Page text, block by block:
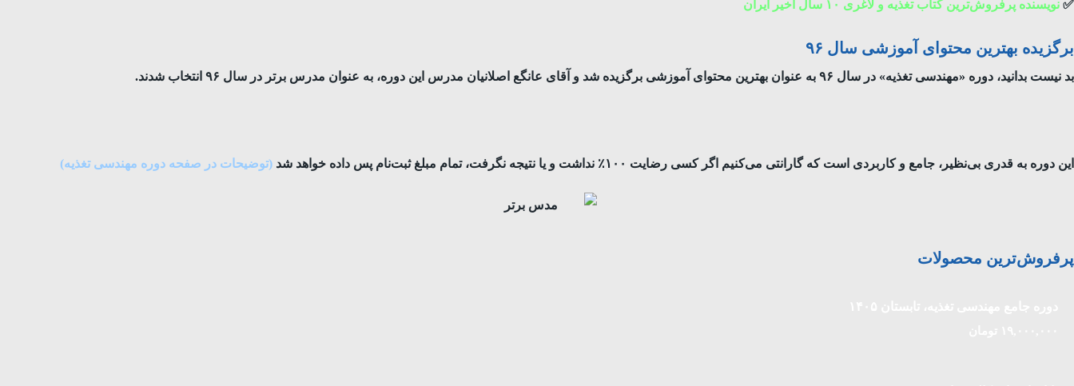
✅ نویسنده‌ پر‌فروش‌ترین کتاب تغذیه و لاغری ۱۰ سال اخیر ایران
برگزیده بهترین محتوای آموزشی سال ۹۶
بد نیست بدانید، دوره «مهندسی تغذیه» در سال ۹۶ به عنوان بهترین محتوای آموزشی برگزیده شد و آقای عانگع اصلانیان مدرس این دوره، به عنوان مدرس برتر در سال ۹۶ انتخاب شدند.
این دوره به قدری بی‌نظیر، جامع و کاربردی است که گارانتی می‌کنیم اگر کسی رضایت ۱۰۰٪ نداشت و یا نتیجه نگرفت، تمام مبلغ ثبت‌نام پس داده خواهد شد (توضیحات در صفحه دوره مهندسی تغذیه)
پرفروش‌ترین محصولات